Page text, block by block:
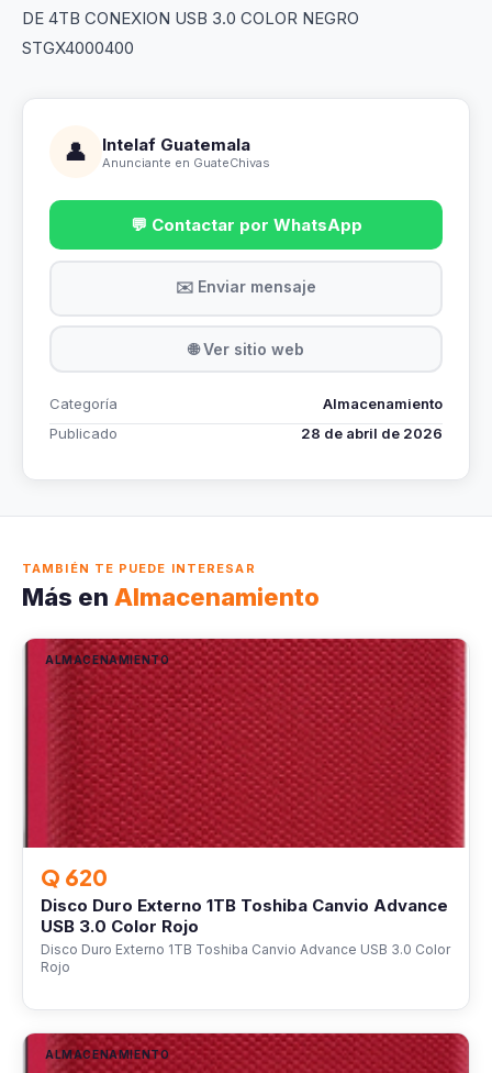
DE 4TB CONEXION USB 3.0 COLOR NEGRO
STGX4000400
👤 Intelaf Guatemala
Anunciante en GuateChivas
💬 Contactar por WhatsApp
✉️ Enviar mensaje
🌐 Ver sitio web
Categoría
Almacenamiento
Publicado
28 de abril de 2026
TAMBIÉN TE PUEDE INTERESAR
Más en Almacenamiento
ALMACENAMIENTO
Q 620
Disco Duro Externo 1TB Toshiba Canvio Advance
USB 3.0 Color Rojo
Disco Duro Externo 1TB Toshiba Canvio Advance USB 3.0 Color
Rojo
ALMACENAMIENTO